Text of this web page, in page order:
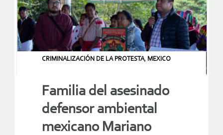
CRIMINALIZACIÓN DE LA PROTESTA, MEXICO
Familia del asesinado
defensor ambiental
mexicano Mariano